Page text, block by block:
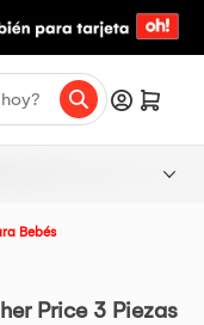
Bebés
Price 3 Piezas